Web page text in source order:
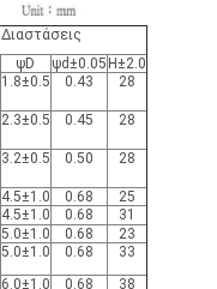
Διαστάσεις
ψD ψd±0.05 H±2.0
1.8±0.5 0.43 28
2.3±0.5 0.45 28
3.2±0.5 0.50 28
4.5±1.0 0.68
25
4.5±1.0 0.68
31
5.0±1.0 0.68
23
5.0±1.0 0.68
33
6.0±1.0 0.68
38